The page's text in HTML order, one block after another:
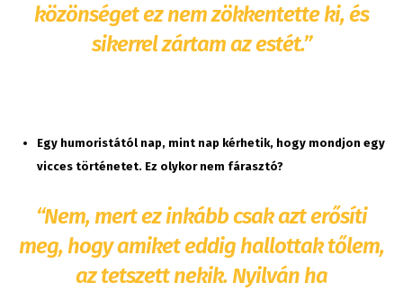
közönséget ez nem zökkentette ki, és
sikerrel zártam az estét.”
Egy humoristától nap, mint nap kérhetik, hogy mondjon egy
vicces történetet. Ez olykor nem fárasztó?
“Nem, mert ez inkább csak azt erősíti
meg, hogy amiket eddig hallottak tőlem,
az tetszett nekik. Nyilván ha